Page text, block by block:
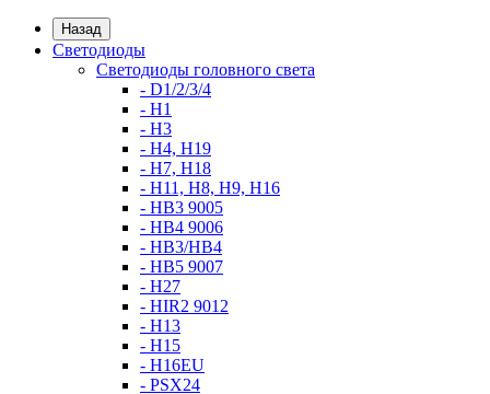
Назад
Светодиоды
Светодиоды головного света
- D1/2/3/4
- H1
- H3
- H4, H19
- H7, H18
- H11, H8, H9, H16
- HB3 9005
- HB4 9006
- HB3/HB4
- HB5 9007
- H27
- HIR2 9012
- H13
- H15
- H16EU
- PSX24